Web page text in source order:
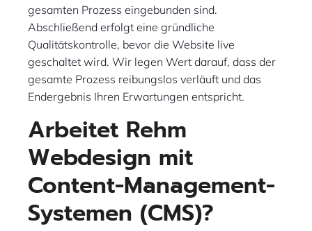
gesamten Prozess eingebunden sind.
Abschließend erfolgt eine gründliche
Qualitätskontrolle, bevor die Website live
geschaltet wird. Wir legen Wert darauf, dass der
gesamte Prozess reibungslos verläuft und das
Endergebnis Ihren Erwartungen entspricht.
Arbeitet Rehm
Webdesign mit
Content-Management-
Systemen (CMS)?